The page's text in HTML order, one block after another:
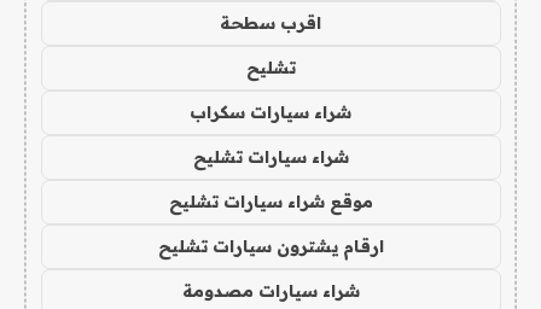
اقرب سطحة
تشليح
شراء سيارات سكراب
شراء سيارات تشليح
موقع شراء سيارات تشليح
ارقام يشترون سيارات تشليح
شراء سيارات مصدومة